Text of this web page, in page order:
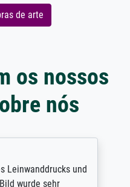
de arte
os nossos
nós
und
wurde sehr